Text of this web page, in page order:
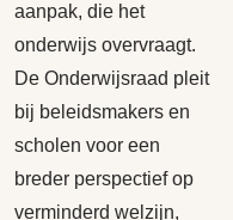
aanpak, die het
onderwijs overvraagt.
De Onderwijsraad pleit
bij beleidsmakers en
scholen voor een
breder perspectief op
verminderd welzijn,